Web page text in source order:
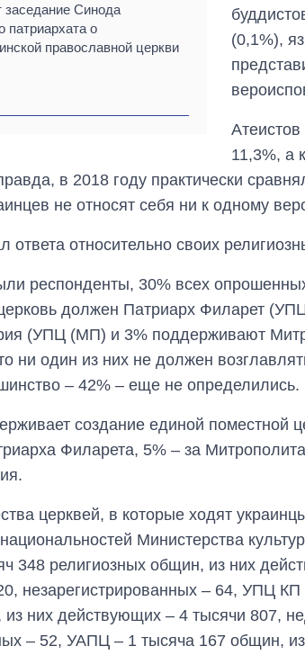
Синода
патриархата о
православной церкви
(0,1%),
11,3%, а
в 2018 году практически
не относят себя ни к одному
ответа относительно своих
респонденты, 30% всех
должен Патриарх Филарет
(УПЦ (МП) и 3% поддерживают
ни один из них не должен
– 42% – еще не определились.
создание единой поместной
Филарета, 5% – за
церквей, в которые ходят
Министерства
348 религиозных общин, из них
незарегистрированных – 64, УПЦ КП
из них действующих – 4 тысячи 807,
– 52, УАПЦ – 1 тысяча 167 общин,